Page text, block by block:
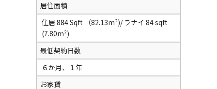
居住面積
住居 884 Sqft （82.13m²)/ ラナイ 84 sqft
(7.80m²)
最低契約日数
６か月、１年
お家賃